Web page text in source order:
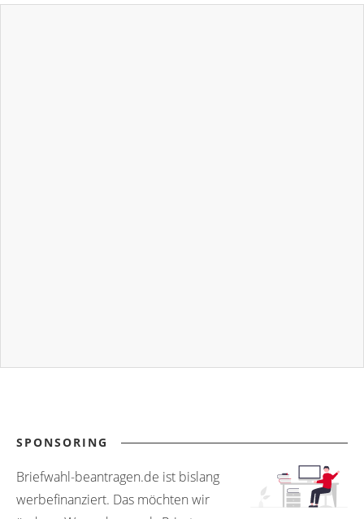
SPONSORING
Briefwahl-beantragen.de ist bislang
werbefinanziert. Das möchten wir